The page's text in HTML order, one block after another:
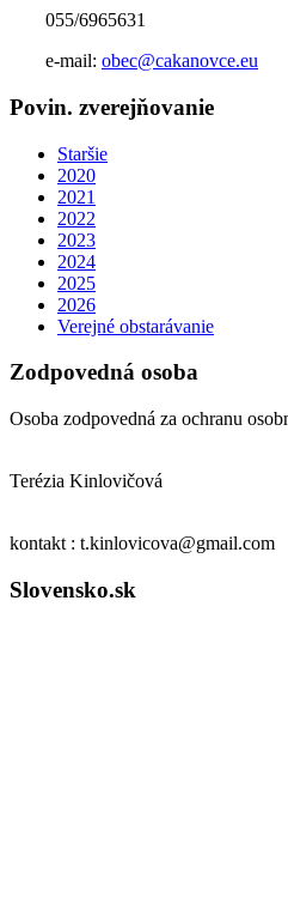
055/6965631
e-mail: obec@cakanovce.eu
Povin. zverejňovanie
Staršie
2020
2021
2022
2023
2024
2025
2026
Verejné obstarávanie
Zodpovedná osoba
Osoba zodpovedná za ochranu
Terézia Kinlovičová
kontakt : t.kinlovicova@gmail.com
Slovensko.sk